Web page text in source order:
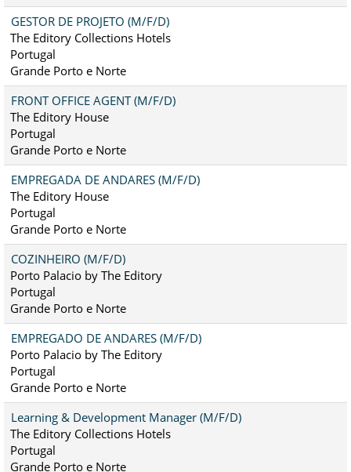
GESTOR DE PROJETO (M/F/D)
The Editory Collections Hotels
Portugal
Grande Porto e Norte
FRONT OFFICE AGENT (M/F/D)
The Editory House
Portugal
Grande Porto e Norte
EMPREGADA DE ANDARES (M/F/D)
The Editory House
Portugal
Grande Porto e Norte
COZINHEIRO (M/F/D)
Porto Palacio by The Editory
Portugal
Grande Porto e Norte
EMPREGADO DE ANDARES (M/F/D)
Porto Palacio by The Editory
Portugal
Grande Porto e Norte
Learning & Development Manager (M/F/D)
The Editory Collections Hotels
Portugal
Grande Porto e Norte